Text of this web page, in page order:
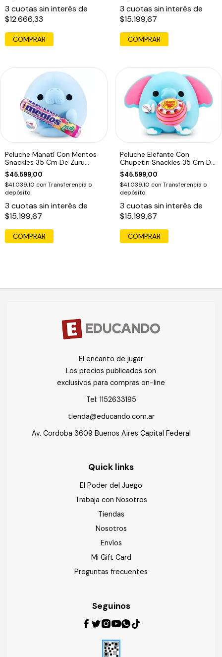
3 cuotas sin interés de
$12.666,33
3 cuotas sin interés de
$15.199,67
Peluche Manatí Con Mentos
Snackles 35 Cm De Zuru
Celeste Mentos
$45.599,00
$41.039,10 con Transferencia o
depósito
3 cuotas sin interés de
$15.199,67
Peluche Elefante Con
Chupetin Snackles 35 Cm De
Zuru Azul Marino Chupachups
$45.599,00
$41.039,10 con Transferencia o
depósito
3 cuotas sin interés de
$15.199,67
El encanto de jugar
Los precios publicados son
exclusivos para compras on-line
Tel: 1152633195
tienda@educando.com.ar
Av. Cordoba 3609 Buenos Aires Capital Federal
Quick links
El Poder del Juego
Trabaja con Nosotros
Tiendas
Nosotros
Envíos
Mi Gift Card
Preguntas frecuentes
Seguinos